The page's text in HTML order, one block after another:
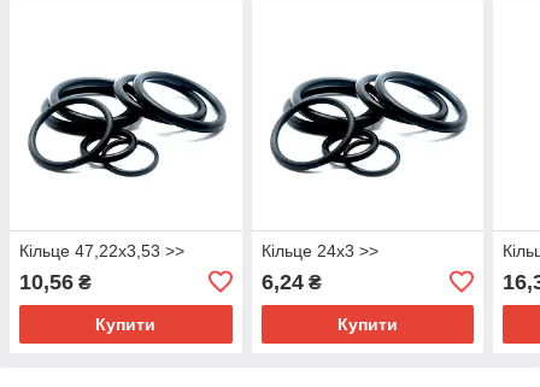
Кільце 47,22х3,53 >>
10,56 ₴
Купити
Кільце 24х3 >>
6,24₴
Купити